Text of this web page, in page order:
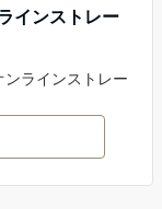
インストレー
ラインストレー